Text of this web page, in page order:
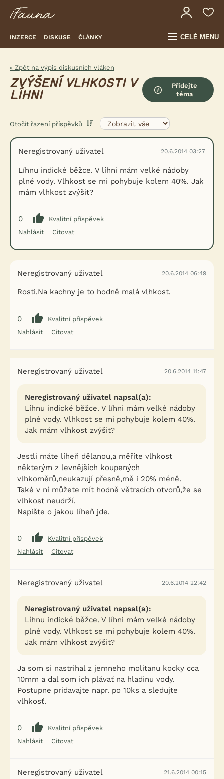
INZERCE DISKUSE ČLÁNKY CELÉ MENU
« Zpět na výpis diskusních vláken
ZVÝŠENÍ VLHKOSTI V
LÍHNI
Přidejte
téma
Otočit řazení příspěvků
Neregistrovaný uživatel 20.6.2014 03:27
Líhnu indické běžce. V líhni mám velké nádoby
plné vody. Vlhkost se mi pohybuje kolem 40%. Jak
mám vlhkost zvýšit?
0
Kvalitní příspěvek
Nahlásit
Citovat
Neregistrovaný uživatel 20.6.2014 06:49
Rosti.Na kachny je to hodně malá vlhkost.
0
Kvalitní příspěvek
Nahlásit
Citovat
Neregistrovaný uživatel 20.6.2014 11:47
Neregistrovaný uživatel napsal(a):
Líhnu indické běžce. V líhni mám velké nádoby
plné vody. Vlhkost se mi pohybuje kolem 40%.
Jak mám vlhkost zvýšit?
Jestli máte líheň dělanou,a měříte vlhkost
některým z levnějších koupených
vlhkoměrů,neukazují přesně,mě i 20% méně.
Také v ní můžete mít hodně větracích otvorů,že se
vlhkost neudrží.
Napište o jakou líheň jde.
0
Kvalitní příspěvek
Nahlásit
Citovat
Neregistrovaný uživatel 20.6.2014 22:42
Neregistrovaný uživatel napsal(a):
Líhnu indické běžce. V líhni mám velké nádoby
plné vody. Vlhkost se mi pohybuje kolem 40%.
Jak mám vlhkost zvýšit?
Ja som si nastrihal z jemneho molitanu kocky cca
10mm a dal som ich plávať na hladinu vody.
Postupne pridavajte napr. po 10ks a sledujte
vlhkosť.
0
Kvalitní příspěvek
Nahlásit
Citovat
Neregistrovaný uživatel 21.6.2014 00:15